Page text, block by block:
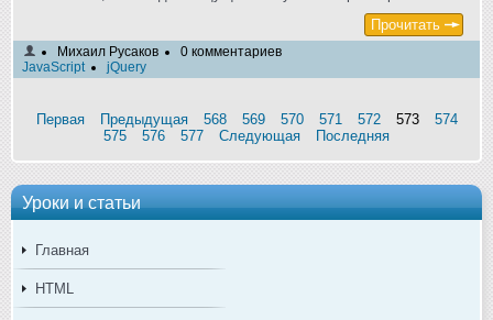
Уроки и статьи
Главная
HTML
Прочитать
Михаил Русаков
0 комментариев
JavaScript
jQuery
Первая Предыдущая 568 569 570 571 572 573
574
575
576 577 Следующая Последняя